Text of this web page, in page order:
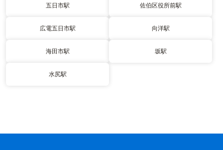
五日市駅 佐伯区役所前駅
広電五日市駅 向洋駅
海田市駅 坂駅
水尻駅